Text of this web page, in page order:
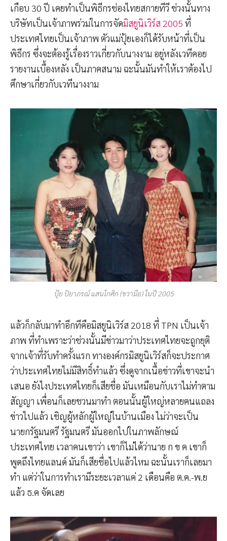
เกือบ 30 ปี เคยทำเป็นพิธีกรช่องไทยสกายทีวี ช่วงนั้นทาง
บริษัทเป็นเจ้าภาพร่วมในการจัดมิสยูนิเวิร์ส 2005 ที่
ประเทศไทยเป็นเจ้าภาพ ตัวแม่ปุ้ยเองก็ได้รับหน้าที่เป็น
พิธีกร ซึ่งจะต้องรู้เรื่องราวเกี่ยวกับนางงาม อยู่หลังเวทีคอย
รายงานเบื้องหลัง เป็นภาคสนาม ฉะนั้นมันทำให้เราต้องไป
ศึกษาเกี่ยวกับเวทีนางงาม
ปุ้ย ปิยาภรณ์ แสนโกศิก (ขวามือ) ในปี 2005
แล้วก็กลับมาทำอีกทีคือมิสยูนิเวิร์ส 2018 ที่ TPN เป็นเจ้า
ภาพ ที่ทำเพราะว่าช่วงนั้นมีข่าวมาว่าประเทศไทยจะถูกยุติ
จากเจ้าที่รับทำครั้งแรก ทางองค์กรมิสยูนิเวิร์สก็จะประกาศ
ว่าประเทศไทยไม่มีสิทธิ์ทำแล้ว ซึ่งดูจากเนื้อข่าวที่เขาจะนำ
เสนอ ยังไงประเทศไทยก็เสียชื่อ มันเหมือนกับเราไม่ทำตาม
สัญญา เพื่อนก็เลยชวนมาทำ ตอนนั้นผู้ใหญ่หลายคนแถลง
ข่าวไปแล้ว เชิญผู้หลักผู้ใหญ่ในบ้านเมือง ไม่ว่าจะเป็น
นายกรัฐมนตรี รัฐมนตรี มันออกไปในภาพลักษณ์
ประเทศไทย เวลาคนเขาว่า เขาก็ไม่ได้ว่านาย ก ข ค เขาก็
พูดถึงไทยแลนด์ มันก็เสียชื่อไปแล้วไหม ฉะนั้นเราก็เลยมา
ทำ แต่ว่าในการทำเรามีระยะเวลาแค่ 2 เดือนคือ ต.ค.-พ.ย
แล้ว ธ.ค จัดเลย